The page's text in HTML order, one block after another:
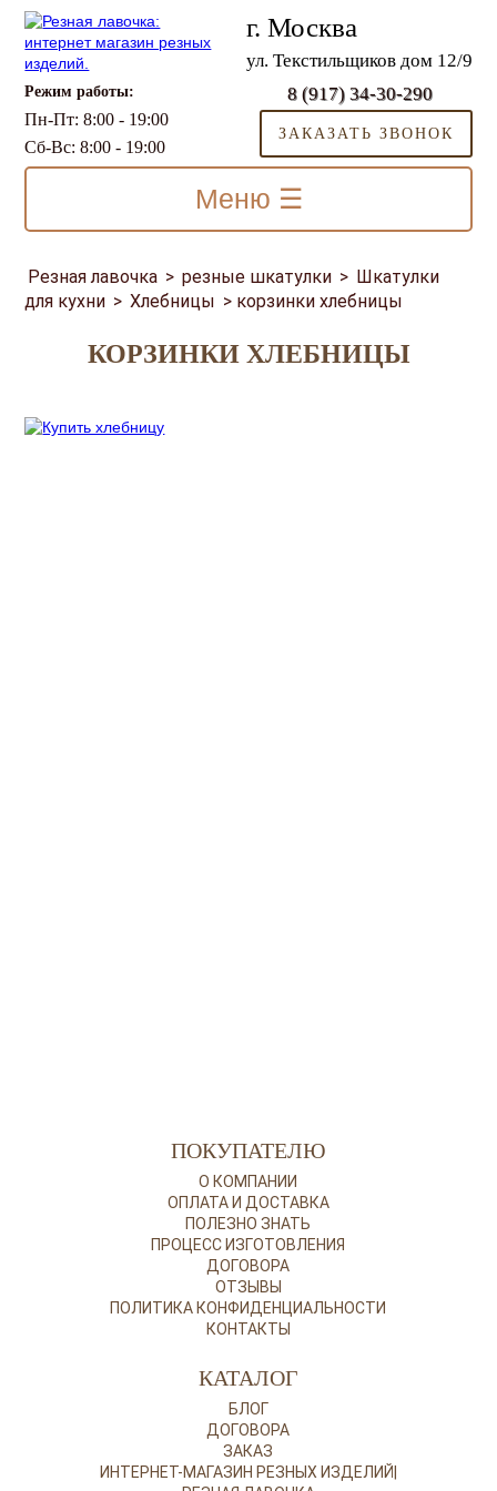
г. Москва
ул. Текстильщиков дом 12/9
Режим работы:
Пн-Пт: 8:00 - 19:00
Сб-Вс: 8:00 - 19:00
8 (917) 34-30-290
ЗАКАЗАТЬ ЗВОНОК
Меню ☰
Резная лавочка > резные шкатулки > Шкатулки
для кухни > Хлебницы > корзинки хлебницы
КОРЗИНКИ ХЛЕБНИЦЫ
ПОКУПАТЕЛЮ
О КОМПАНИИ
ОПЛАТА И ДОСТАВКА
ПОЛЕЗНО ЗНАТЬ
ПРОЦЕСС ИЗГОТОВЛЕНИЯ
ДОГОВОРА
ОТЗЫВЫ
ПОЛИТИКА КОНФИДЕНЦИАЛЬНОСТИ
КОНТАКТЫ
КАТАЛОГ
БЛОГ
ДОГОВОРА
ЗАКАЗ
ИНТЕРНЕТ-МАГАЗИН РЕЗНЫХ ИЗДЕЛИЙ|